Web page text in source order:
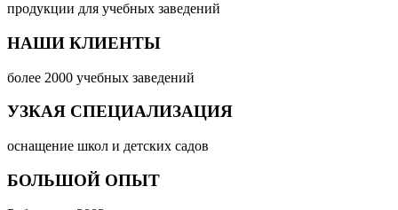
продукции для учебных заведений
НАШИ КЛИЕНТЫ
более 2000 учебных заведений
УЗКАЯ СПЕЦИАЛИЗАЦИЯ
оснащение школ и детских садов
БОЛЬШОЙ ОПЫТ